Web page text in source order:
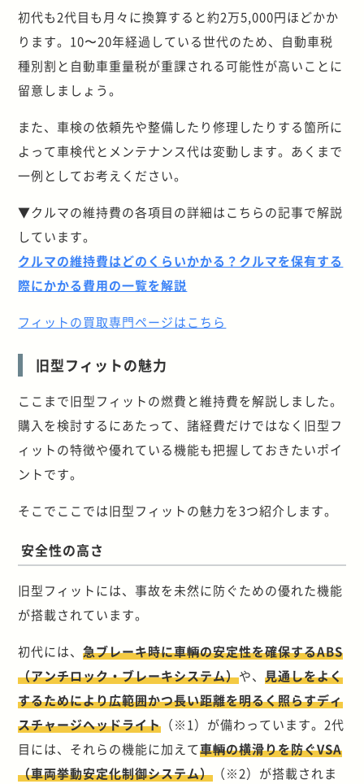
初代も2代目も月々に換算すると約2万5,000円ほどかか
ります。10〜20年経過している世代のため、自動車税
種別割と自動車重量税が重課される可能性が高いことに
留意しましょう。
また、車検の依頼先や整備したり修理したりする箇所に
よって車検代とメンテナンス代は変動します。あくまで
一例としてお考えください。
▼クルマの維持費の各項目の詳細はこちらの記事で解説
しています。
クルマの維持費はどのくらいかかる？クルマを保有する
際にかかる費用の一覧を解説
フィットの買取専門ページはこちら
旧型フィットの魅力
ここまで旧型フィットの燃費と維持費を解説しました。
購入を検討するにあたって、諸経費だけではなく旧型フ
ィットの特徴や優れている機能も把握しておきたいポイ
ントです。
そこでここでは旧型フィットの魅力を3つ紹介します。
安全性の高さ
旧型フィットには、事故を未然に防ぐための優れた機能
が搭載されています。
初代には、急ブレーキ時に車輌の安定性を確保するABS
（アンチロック・ブレーキシステム）や、見通しをよく
するためにより広範囲かつ長い距離を明るく照らすディ
スチャージヘッドライト （※1）が備わっています。2代
目には、それらの機能に加えて車輌の横滑りを防ぐVSA
（車両挙動安定化制御システム） （※2）が搭載されま